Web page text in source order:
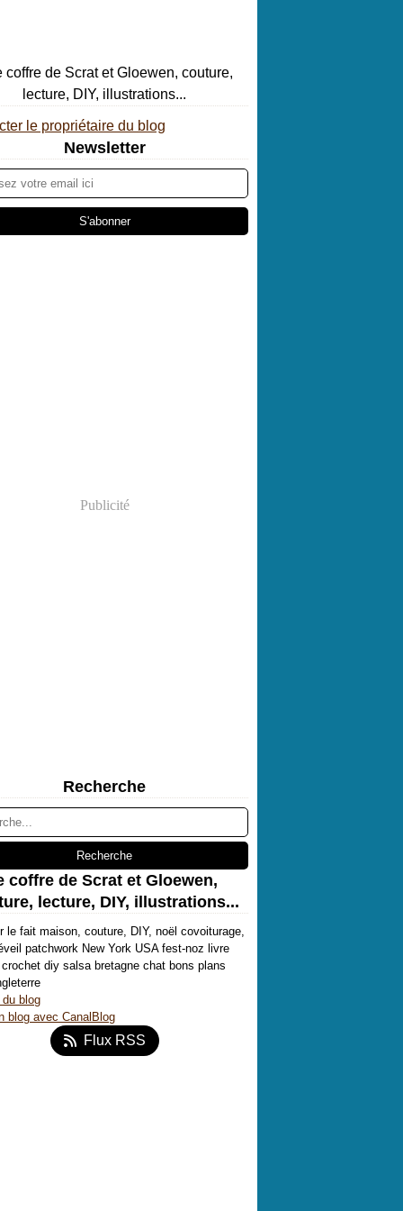
le propriétaire du blog
Newsletter
Publicité
Recherche
coffre de Scrat et Gloewen,
lecture, DIY, illustrations...
le fait maison, couture, DIY, noël covoiturage,
patchwork New York USA fest-noz livre
diy salsa bretagne chat bons plans
blog
blog avec CanalBlog
Flux RSS